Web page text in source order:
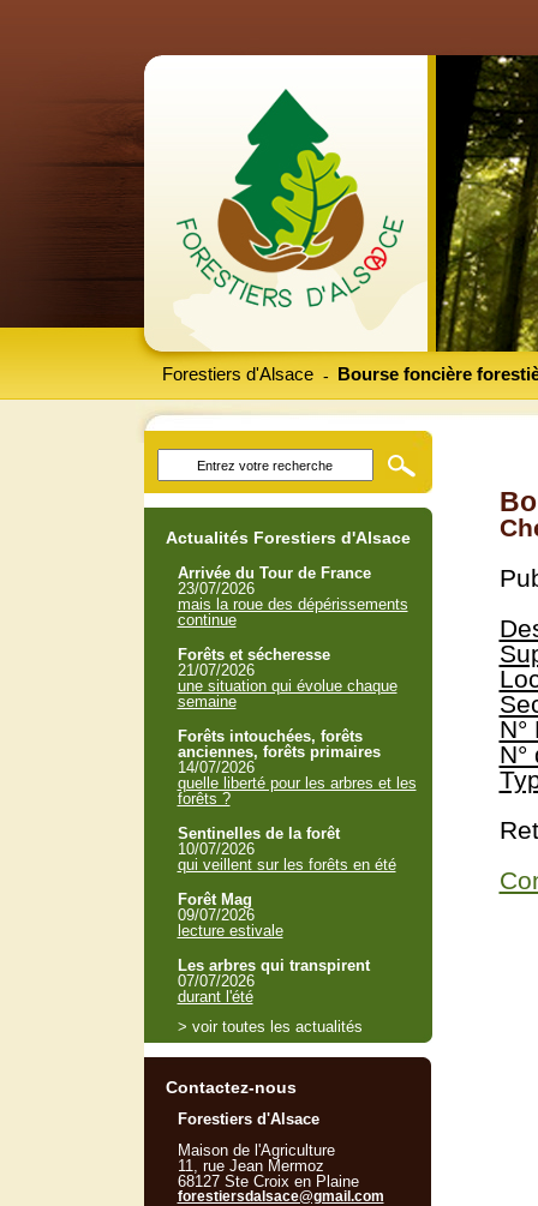
Forestiers d'Alsace Bourse foncière
-
N°
N°
Actualités Forestiers d'Alsace
Arrivée du Tour de France
23/07/2026
mais la roue des dépérissements
continue
Forêts et sécheresse
21/07/2026
une situation qui évolue chaque
semaine
Forêts intouchées, forêts
anciennes, forêts primaires
14/07/2026
quelle liberté pour les arbres et les
forêts ?
Sentinelles de la forêt
10/07/2026
qui veillent sur les forêts en été
Forêt Mag
09/07/2026
lecture estivale
Les arbres qui transpirent
07/07/2026
durant l'été
> voir toutes les actualités
Contactez-nous
Forestiers d'Alsace
Maison de l'Agriculture
11, rue Jean Mermoz
68127 Ste Croix en Plaine
forestiersdalsace@gmail.com